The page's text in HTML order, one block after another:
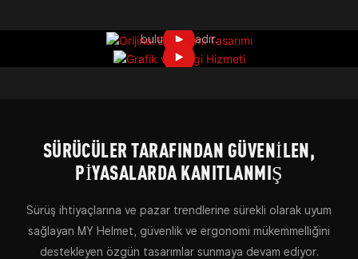
bulunmaktadır.
SÜRÜCÜLER TARAFINDAN GÜVENILEN,
PIYASALARDA KANITLANMIŞ
Sürüş ihtiyaçlarına ve pazar trendlerine sürekli olarak uyum
sağlayan MY Helmet, güvenlik ve ergonomi mükemmelliğini
destekleyen özgün tasarımlar sunmaya devam ediyor.